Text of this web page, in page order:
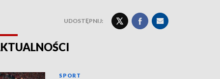
UDOSTĘPNIJ:
SPORT